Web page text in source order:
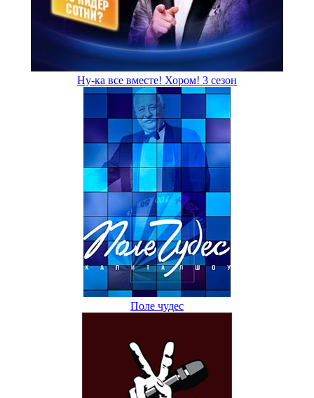
Ну-ка все вместе! Хором! 3 сезон
Поле чудес